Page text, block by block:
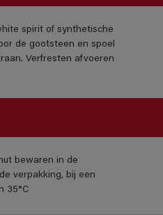
spirit of synthetische
de gootsteen en spoel
Verfresten afvoeren
bewaren in de
verpakking, bij een
35°C